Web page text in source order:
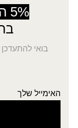
5% הנחה
בואי
האימייל שלך